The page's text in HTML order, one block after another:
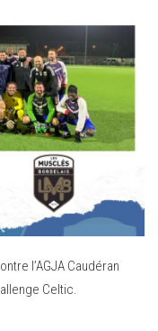
l’AGJA Caudéran
Celtic.